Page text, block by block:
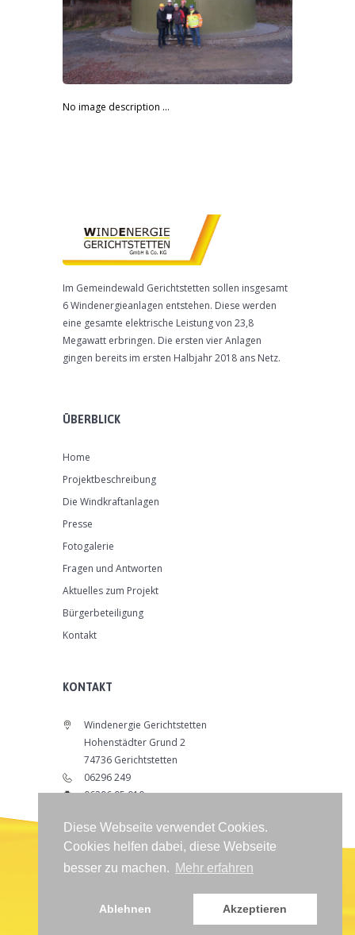
No image description ...
Im Gemeindewald Gerichtstetten sollen insgesamt
6 Windenergieanlagen entstehen. Diese werden
eine gesamte elektrische Leistung von 23,8
Megawatt erbringen. Die ersten vier Anlagen
gingen bereits im ersten Halbjahr 2018 ans Netz.
ÜBERBLICK
Home
Projektbeschreibung
Die Windkraftanlagen
Presse
Fotogalerie
Fragen und Antworten
Aktuelles zum Projekt
Bürgerbeteiligung
Kontakt
KONTAKT
Windenergie Gerichtstetten
Hohenstädter Grund 2
74736 Gerichtstetten
06296 249
06296 95 010
www.windenergie-gerichtstetten.de
Impressum|Datenschutzerklärung|Sitemap
All Rights Reserved.
Diese Webseite verwendet Cookies.
Cookies helfen dabei, diese Webseite
besser zu machen.
Mehr erfahren
Ablehnen Akzeptieren